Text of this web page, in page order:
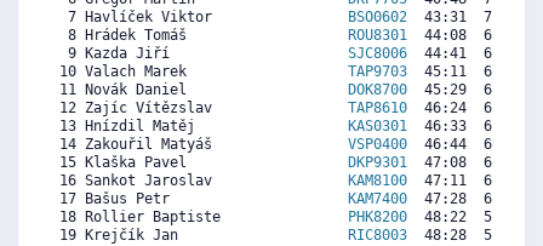
  7 Havlíček Viktor
BSO0602
43:31  7100
  8 Hrádek Tomáš
ROU8301
44:08  6942
  9 Kazda Jiří
SJC8006
44:41  6802
10 Valach Marek TAP9703
45:11  6675
11 Novák Daniel
DOK8700
45:29  6598
12 Zajíc Vítězslav TAP8610
46:24  6365
13 Hnízdil Matěj
KAS0301
46:33  6326
14 Zakouřil Matyáš VSP0400
46:44  6280
15 Klaška Pavel
DKP9301
47:08  6178
16 Sankot Jaroslav
KAM8100
47:11  6165
17 Bašus Petr
KAM7400
47:28  6093
18 Rollier Baptiste
PHK8200
48:22  5863
19 Krejčík Jan
RIC8003
48:28  5838